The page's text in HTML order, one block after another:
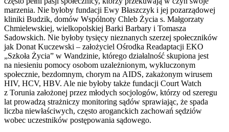
marzenia. Nie byłoby fundacji Ewy Błaszczyk i jej pozarządowej
kliniki Budzik, domów Wspólnoty Chleb Życia s. Małgorzaty
Chmielewskiej, wielkopolskiej Barki Barbary i Tomasza
Sadowskich. Nie byłoby tysięcy nieznanych szerzej społeczników
jak Donat Kuczewski – założyciel Ośrodka Readaptacji EKO
„Szkoła Życia” w Wandzinie, którego działalność skupiona jest
na niesieniu pomocy osobom uzależnionym, wykluczonym
społecznie, bezdomnym, chorym na AIDS, zakażonym wirusem
HIV, HCV, HBV. Ale nie byłoby także fundacji Court Watch
z Torunia założonej przez młodych socjologów, którzy od szeregu
lat prowadzą strażniczy monitoring sądów sprawiając, że spada
liczba niewłaściwych, często aroganckich zachowań sędziów
wobec uczestników postępowania sądowego.